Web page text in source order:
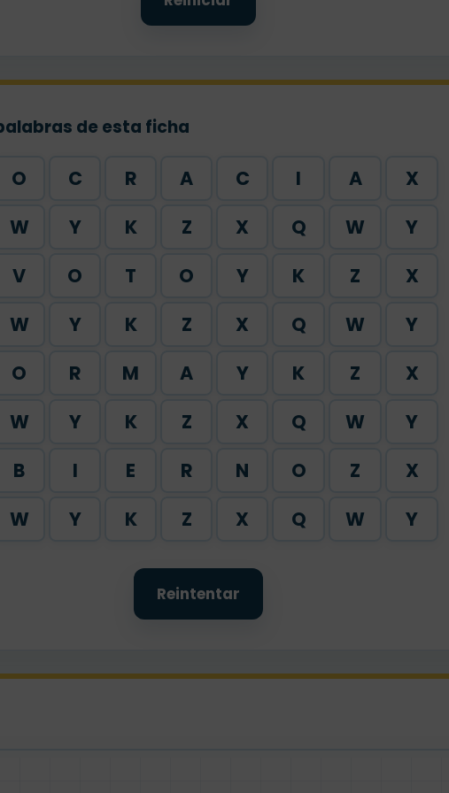
de esta ficha
O C R A C I A
X
W
Y K Z X Q W
Y
V
O T O Y K Z
X
W
Y K Z X Q W
Y
O
R M A Y K Z
X
W
Y K Z X Q W
Y
B
I E R N O Z
X
W
Y K Z X Q W Y
Reintentar